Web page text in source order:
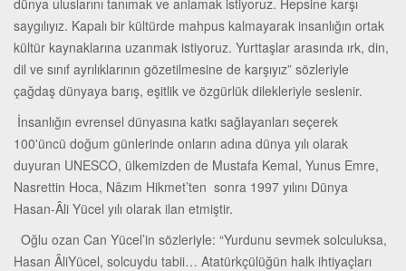
dünya uluslarını tanımak ve anlamak istiyoruz. Hepsine karşı
saygılıyız. Kapalı bir kültürde mahpus kalmayarak insanlığın ortak
kültür kaynaklarına uzanmak istiyoruz. Yurttaşlar arasında ırk, din,
dil ve sınıf ayrılıklarının gözetilmesine de karşıyız” sözleriyle
çağdaş dünyaya barış, eşitlik ve özgürlük dilekleriyle seslenir.
İnsanlığın evrensel dünyasına katkı sağlayanları seçerek
100'üncü doğum günlerinde onların adına dünya yılı olarak
duyuran UNESCO, ülkemizden de Mustafa Kemal, Yunus Emre,
Nasrettin Hoca, Nâzım Hikmet’ten sonra 1997 yılını Dünya
Hasan-Âli Yücel yılı olarak ilan etmiştir.
Oğlu ozan Can Yücel’in sözleriyle: “Yurdunu sevmek solculuksa,
Hasan ÂliYücel, solcuydu tabii… Atatürkçülüğün halk ihtiyaçları